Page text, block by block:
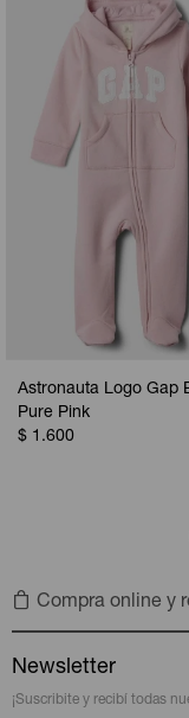
Astronauta Logo Gap
Pure Pink
$ 1.600
Compra online y
Newsletter
¡Suscribite y recibí todas